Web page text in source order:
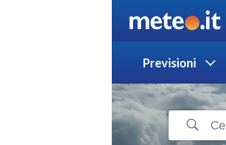
Previsioni